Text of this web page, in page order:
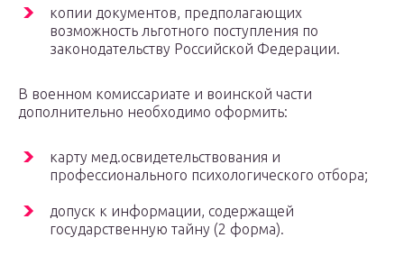
копии документов, предполагающих
возможность льготного поступления по
законодательству Российской Федерации.
В военном комиссариате и воинской части
дополнительно необходимо оформить:
карту мед.освидетельствования и
профессионального психологического отбора;
допуск к информации, содержащей
государственную тайну (2 форма).